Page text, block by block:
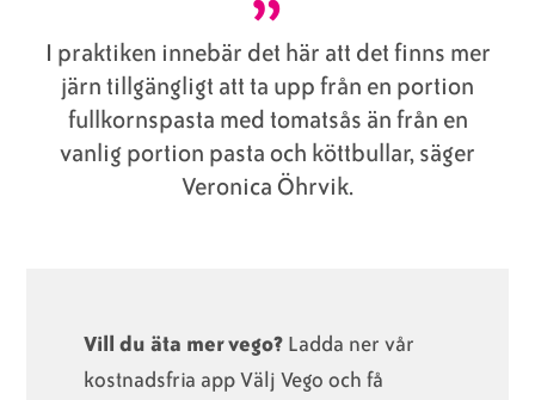
I praktiken innebär det här att det finns mer
järn tillgängligt att ta upp från en portion
fullkornspasta med tomatsås än från en
vanlig portion pasta och köttbullar, säger
Veronica Öhrvik.
Vill du äta mer vego? Ladda ner vår
kostnadsfria app Välj Vego och få